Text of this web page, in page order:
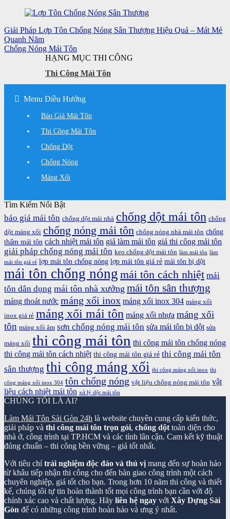
Giải Pháp Lợp Tôn Chống Nóng Sân Thượng Hiệu Quả – Mát Mẻ
Quanh Năm
Chống Nóng Mái Tôn
HẠNG MỤC THI CÔNG
Thi Công Mái Tôn
Menu Điều Hướng
Báo Giá Mái Tôn
Thi Công Mái Tôn
Chống Dột
Chống Nóng
Máng Xối
Tìm Kiếm Nổi Bật
báo giá mái tôn chống dột mái nhà chống dột mái tôn chống
dột máng xối chống nóng mái tôn chống nóng nhà mái tôn chống
thấm mái tôn cách nhiệt mái tôn giá làm mái tôn giá thi công mái tôn
giải pháp chống nóng mái tôn keo chống dột mái tôn làm mái tôn làm
mái tôn giá rẻ lợp mái tôn chống nóng lợp mái tôn giá rẻ mái tôn bị dột
mái tôn chống nóng mái tôn cách nhiệt mái
tôn dân dụng mái tôn nhà xưởng mái tôn sân thượng
máng thoát nước máng xối inox máng xối inox 304 máng xối
inox giá rẻ máng xối mái tôn máng xối nhựa máng xối
tôn máng xối âm sơn chống nóng mái tôn sửa mái tôn bị dột sửa
máng xối thi công mái tôn thi công mái tôn chống nóng
thi công mái tôn cách nhiệt thi công mái tôn giá rẻ thi công mái tôn
sân thượng thi công máng xối thi công máng xối inox thi
công máng xối inox 304 tôn chống nóng vật liệu chống nóng mái tôn vật
liệu cách nhiệt mái tôn xử lý dột mái tôn
CHÚNG TÔI LÀ AI?
Làm Mái Tôn Sài Gòn 24h là website chuyên cung cấp kiến thức,
giải pháp và thi công mái tôn trọn gói, chống dột toàn diện cho
nhà ở, công trình tại TP.HCM và các tỉnh lân cận. Cam kết kỹ thuật
đúng chuẩn – thi công bền vững – giá tốt nhất.
Với tiêu chítrải nghiệm độc đáo và thú vị mang đến sự hoàn hảo
từ khâu tiếp nhận thi công cho đến bàn giao công trình một cách
chuyên nghiệp, giá tốt cho bạn. Trong hơn 10 năm thi công và thiết
kế, chúng tôi tự tin hoàn thành tốt mọi công trình bạn cần với độ
chính xác cao và chất lượng. Hãy liên hệ ngay với Xây Dựng Sài
Gòn để có những công trình hoàn hảo và ưng ý nhất.